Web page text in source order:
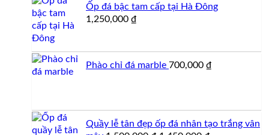
1,650,000 ₫.
Ốp đá bậc tam cấp tại Hà Đông
1,250,000 ₫
Phào chỉ đá marble 700,000 ₫
Quầy lễ tân đẹp ốp đá nhân tạo trắng vân